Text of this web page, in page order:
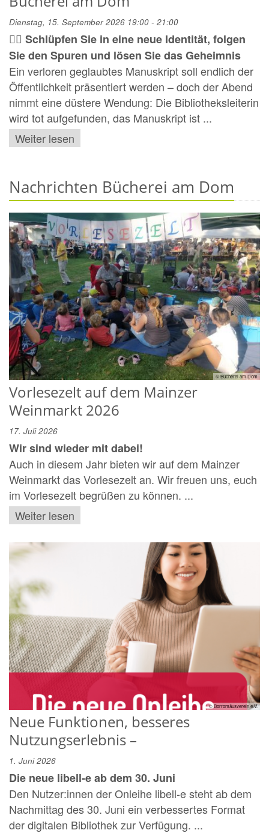
Dienstag, 15. September 2026 19:00 - 21:00
🕵️‍♀️ Schlüpfen Sie in eine neue Identität, folgen
Sie den Spuren und lösen Sie das Geheimnis
Ein verloren geglaubtes Manuskript soll endlich der
Öffentlichkeit präsentiert werden – doch der Abend
nimmt eine düstere Wendung: Die Bibliotheksleiterin
wird tot aufgefunden, das Manuskript ist ...
Weiter lesen
Nachrichten Bücherei am Dom
© Bücherei am Dom
Vorlesezelt auf dem Mainzer
Weinmarkt 2026
17. Juli 2026
Wir sind wieder mit dabei!
Auch in diesem Jahr bieten wir auf dem Mainzer
Weinmarkt das Vorlesezelt an. Wir freuen uns, euch
im Vorlesezelt begrüßen zu können. ...
Weiter lesen
© Borromäusverein e.V.
Neue Funktionen, besseres
Nutzungserlebnis –
1. Juni 2026
Die neue libell-e ab dem 30. Juni
Den Nutzer:innen der Onleihe libell-e steht ab dem
Nachmittag des 30. Juni ein verbessertes Format
der digitalen Bibliothek zur Verfügung. ...